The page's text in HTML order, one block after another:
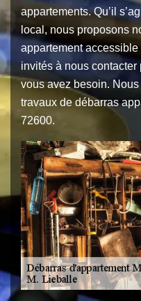
appartements. Qu’il
local, nous proposons
appartement
invités à nous
vous avez besoin.
travaux de débarras
72600.